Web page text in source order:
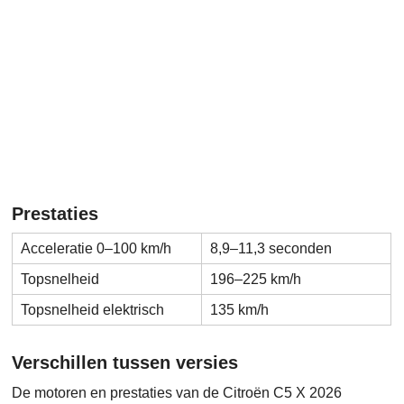
Prestaties
Acceleratie 0–100 km/h
8,9–11,3 seconden
Topsnelheid
196–225 km/h
Topsnelheid elektrisch
135 km/h
Verschillen tussen versies
De motoren en prestaties van de Citroën C5 X 2026